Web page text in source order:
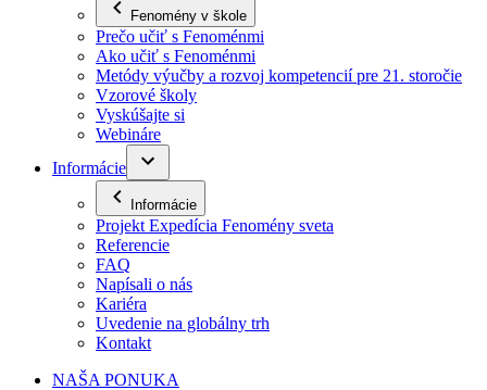
Fenomény v škole
Prečo učiť s Fenoménmi
Ako učiť s Fenoménmi
Metódy výučby a rozvoj kompetencií pre 21. storočie
Vzorové školy
Vyskúšajte si
Webináre
Informácie
Informácie
Projekt Expedícia Fenomény sveta
Referencie
FAQ
Napísali o nás
Kariéra
Uvedenie na globálny trh
Kontakt
NAŠA PONUKA